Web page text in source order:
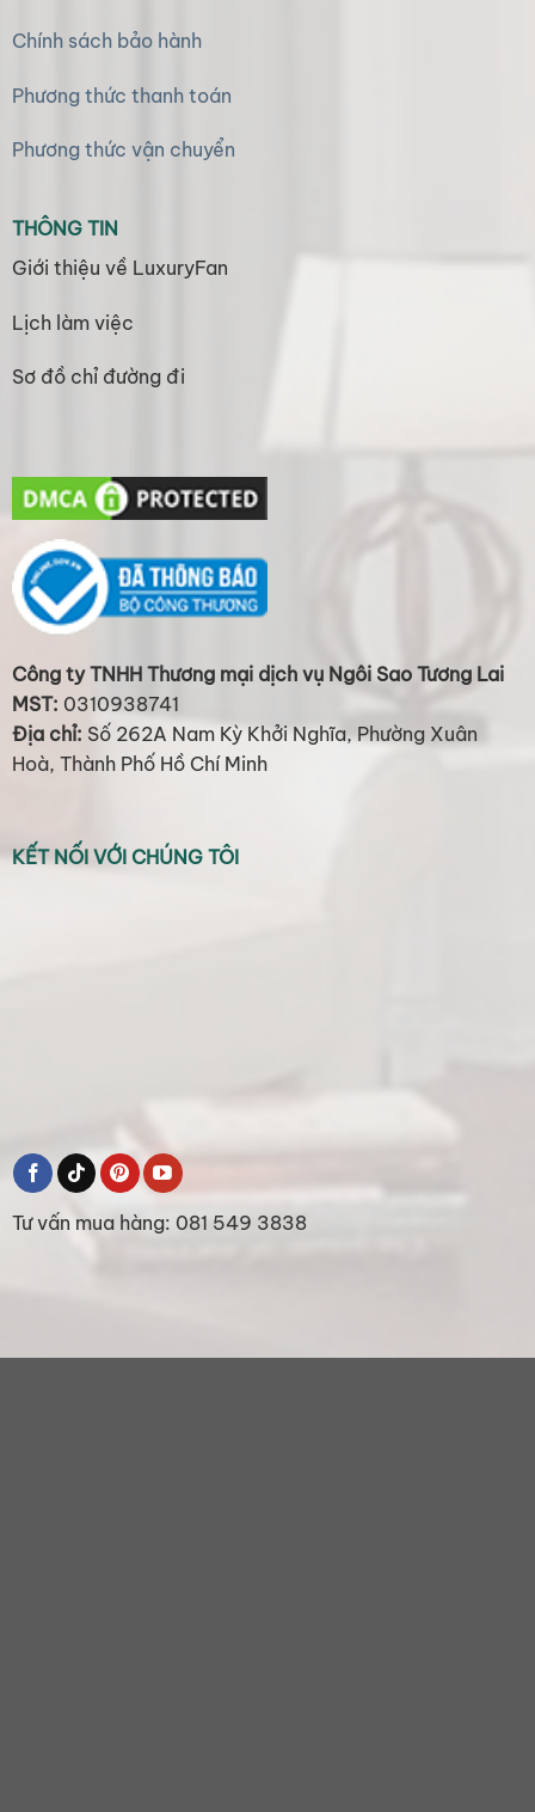
Chính sách bảo hành
Phương thức thanh toán
Phương thức vận chuyển
THÔNG TIN
Giới thiệu về LuxuryFan
Lịch làm việc
Sơ đồ chỉ đường đi
Công ty TNHH Thương mại dịch vụ Ngôi Sao Tương Lai
MST: 0310938741
Địa chỉ: Số 262A Nam Kỳ Khởi Nghĩa, Phường Xuân
Hoà, Thành Phố Hồ Chí Minh
KẾT NỐI VỚI CHÚNG TÔI
Tư vấn mua hàng: 081 549 3838